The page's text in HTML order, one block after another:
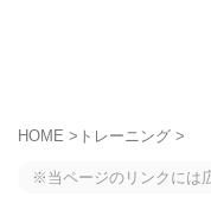
HOME > トレーニング >
※当ページのリンクには